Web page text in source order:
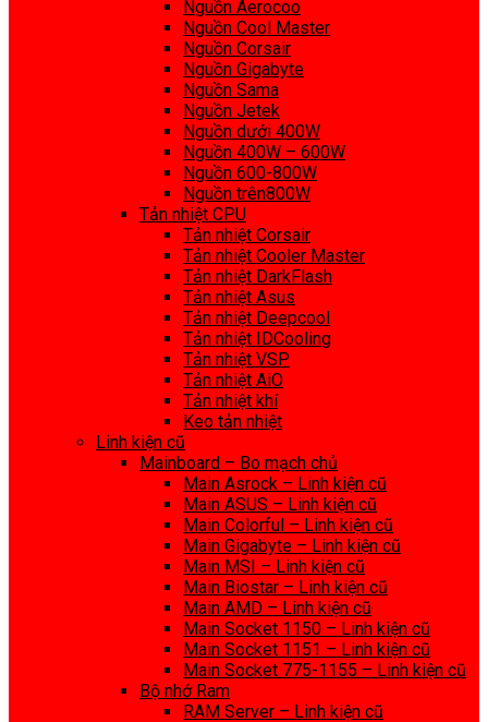
Nguồn Aerocoo
Nguồn Cool Master
Nguồn Corsair
Nguồn Gigabyte
Nguồn Sama
Nguồn Jetek
Nguồn dưới 400W
Nguồn 400W – 600W
Nguồn 600-800W
Nguồn trên800W
Tản nhiệt CPU
Tản nhiệt Corsair
Tản nhiệt Cooler Master
Tản nhiệt DarkFlash
Tản nhiệt Asus
Tản nhiệt Deepcool
Tản nhiệt IDCooling
Tản nhiệt VSP
Tản nhiệt AiO
Tản nhiệt khí
Keo tản nhiệt
Linh kiện cũ
Mainboard – Bo mạch chủ
Main Asrock – Linh kiện cũ
Main ASUS – Linh kiện cũ
Main Colorful – Linh kiện cũ
Main Gigabyte – Linh kiện cũ
Main MSI – Linh kiện cũ
Main Biostar – Linh kiện cũ
Main AMD – Linh kiện cũ
Main Socket 1150 – Linh kiện cũ
Main Socket 1151 – Linh kiện cũ
Main Socket 775-1155 – Linh kiện cũ
Bộ nhớ Ram
RAM Server – Linh kiện cũ